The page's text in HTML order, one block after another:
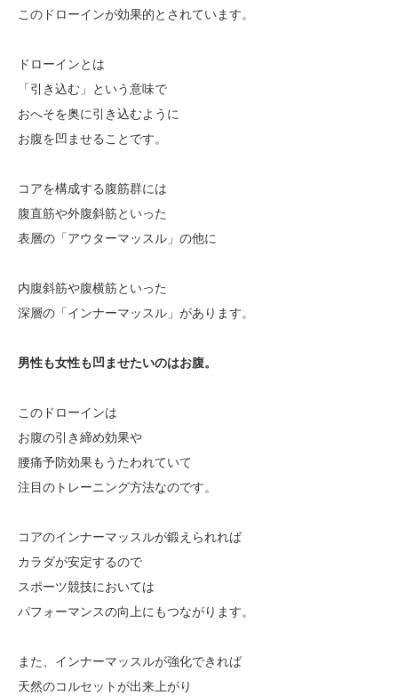
このドローインが効果的とされています。
ドローインとは
「引き込む」という意味で
おへそを奥に引き込むように
お腹を凹ませることです。
コアを構成する腹筋群には
腹直筋や外腹斜筋といった
表層の「アウターマッスル」 の他に
内腹斜筋や腹横筋といった
深層の「インナーマッスル」 があります。
男性も女性も凹ませたいのはお腹。
このドローインは
お腹の引き締め効果や
腰痛予防効果もうたわれていて
注目のトレーニング方法なのです。
コアのインナーマッスルが鍛えられれば
カラダが安定するので
スポーツ競技においては
パフォーマンスの向上にもつながります。
また、インナーマッスルが強化できれば
天然のコルセットが出来上がり